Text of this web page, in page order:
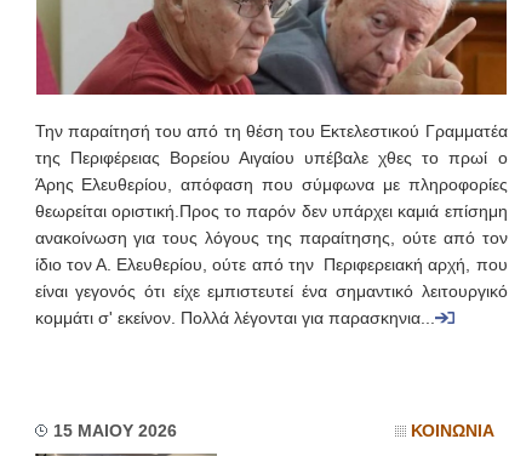
Την παραίτησή του από τη θέση του Εκτελεστικού Γραμματέα
της Περιφέρειας Βορείου Αιγαίου υπέβαλε χθες το πρωί ο
Άρης Ελευθερίου, απόφαση που σύμφωνα με πληροφορίες
θεωρείται οριστική.Προς το παρόν δεν υπάρχει καμιά επίσημη
ανακοίνωση για τους λόγους της παραίτησης, ούτε από τον
ίδιο τον Α. Ελευθερίου, ούτε από την Περιφερειακή αρχή, που
είναι γεγονός ότι είχε εμπιστευτεί ένα σημαντικό λειτουργικό
κομμάτι σ' εκείνον. Πολλά λέγονται για παρασκηνια...
15 ΜΑΙΟΥ 2026 ΚΟΙΝΩΝΙΑ